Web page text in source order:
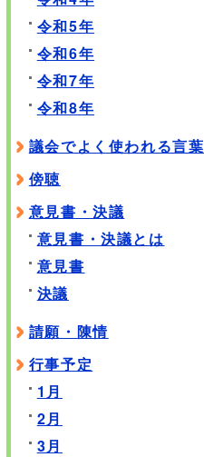
令和5年
令和6年
令和7年
令和8年
議会でよく使われる言葉
傍聴
意見書・決議
意見書・決議とは
意見書
決議
請願・陳情
行事予定
1月
2月
3月